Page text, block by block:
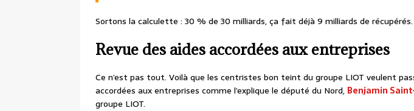
Sortons la calculette : 30 % de 30 milliards, ça fait déjà 9 milliards de récupérés.
Revue des aides accordées aux entreprises
Ce n’est pas tout. Voilà que les centristes bon teint du groupe LIOT veulent
accordées aux entreprises comme l’explique le député du Nord, Benjamin
groupe LIOT.